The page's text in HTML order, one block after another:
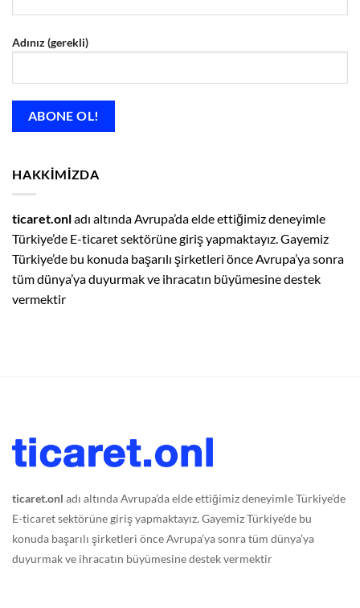
Adınız (gerekli)
HAKKIMIZDA
ticaret.onladı altında Avrupa’da elde ettiğimiz deneyimle
Türkiye’de E-ticaret sektörüne giriş yapmaktayız. Gayemiz
Türkiye’de bu konuda başarılı şirketleri önce Avrupa’ya sonra
tüm dünya’ya duyurmak ve ihracatın büyümesine destek
vermektir
ticaret.onl adı altında Avrupa’da elde ettiğimiz deneyimle Türkiye’de
E-ticaret sektörüne giriş yapmaktayız. Gayemiz Türkiye’de bu
konuda başarılı şirketleri önce Avrupa’ya sonra tüm dünya’ya
duyurmak ve ihracatın büyümesine destek vermektir